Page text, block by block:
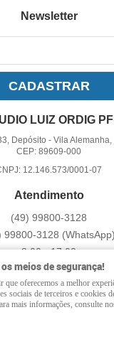
Newsletter
CADASTRAR
LUIZ ORDIG
Depósito -Vila
CEP: 89609-000
12.146.573/0001-07
Atendimento
(49) 99800-3128
99800-3128 (WhatsApp)
8:00 - 17:00
pfix@pfix.com.br
CRIADA POR
meios de segurança!
que oferecemos a melhor
sociais de terceiros e cookies
mais informações, consulte